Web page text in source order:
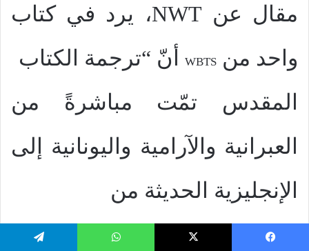
مقال عن NWT، يرد في كتاب
واحد من WBTS
أنّ “ترجمة الكتاب
المقدس تمّت مباشرةً من
العبرانية والآرامية واليونانية إلى
الإنجليزية الحديثة من
قبل لجنة من شهود يهوه